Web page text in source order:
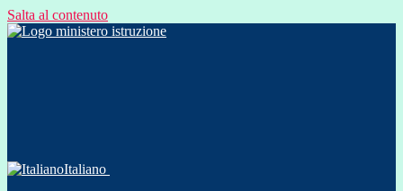
Salta al contenuto
Italiano